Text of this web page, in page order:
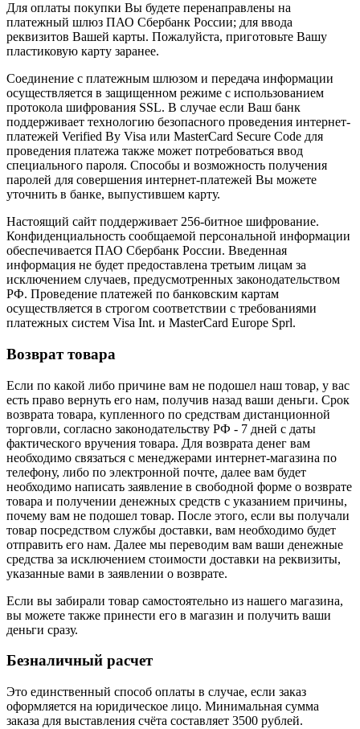
Для оплаты покупки Вы будете перенаправлены на
платежный шлюз ПАО Сбербанк России; для ввода
реквизитов Вашей карты. Пожалуйста, приготовьте Вашу
пластиковую карту заранее.
Соединение с платежным шлюзом и передача информации
осуществляется в защищенном режиме с использованием
протокола шифрования SSL. В случае если Ваш банк
поддерживает технологию безопасного проведения интернет-
платежей Verified By Visa или MasterCard Secure Code для
проведения платежа также может потребоваться ввод
специального пароля. Способы и возможность получения
паролей для совершения интернет-платежей Вы можете
уточнить в банке, выпустившем карту.
Настоящий сайт поддерживает 256-битное шифрование.
Конфиденциальность сообщаемой персональной информации
обеспечивается ПАО Сбербанк России. Введенная
информация не будет предоставлена третьим лицам за
исключением случаев, предусмотренных законодательством
РФ. Проведение платежей по банковским картам
осуществляется в строгом соответствии с требованиями
платежных систем Visa Int. и MasterCard Europe Sprl.
Возврат товара
Если по какой либо причине вам не подошел наш товар, у вас
есть право вернуть его нам, получив назад ваши деньги. Срок
возврата товара, купленного по средствам дистанционной
торговли, согласно законодательству РФ - 7 дней с даты
фактического вручения товара. Для возврата денег вам
необходимо связаться с менеджерами интернет-магазина по
телефону, либо по электронной почте, далее вам будет
необходимо написать заявление в свободной форме о возврате
товара и получении денежных средств с указанием причины,
почему вам не подошел товар. После этого, если вы получали
товар посредством службы доставки, вам необходимо будет
отправить его нам. Далее мы переводим вам ваши денежные
средства за исключением стоимости доставки на реквизиты,
указанные вами в заявлении о возврате.
Если вы забирали товар самостоятельно из нашего магазина,
вы можете также принести его в магазин и получить ваши
деньги сразу.
Безналичный расчет
Это единственный способ оплаты в случае, если заказ
оформляется на юридическое лицо. Минимальная сумма
заказа для выставления счёта составляет 3500 рублей.